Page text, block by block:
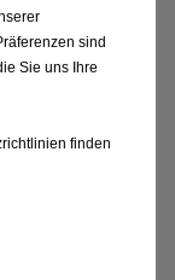
unserer
werden
sind
Sie uns Ihre
finden